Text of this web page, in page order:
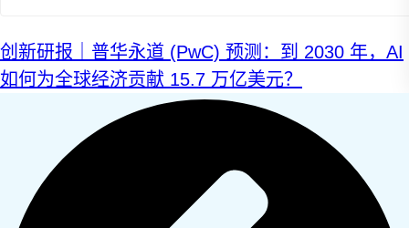
创新研报｜普华永道 (PwC) 预测：到 2030 年，AI
如何为全球经济贡献 15.7 万亿美元？